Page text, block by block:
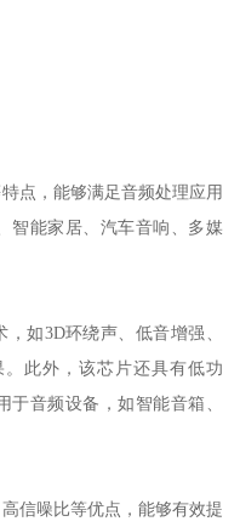
点，能够满足音频处理应用
智能家居、汽车音响、多媒